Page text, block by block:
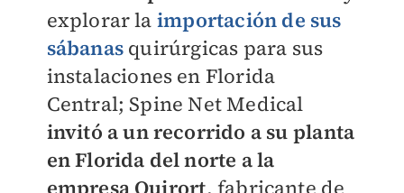
explorar la importación de sus
sábanasquirúrgicas para sus
instalaciones en Florida
Central; Spine Net Medical
invitó a un recorrido a su planta
en Florida del norte a la